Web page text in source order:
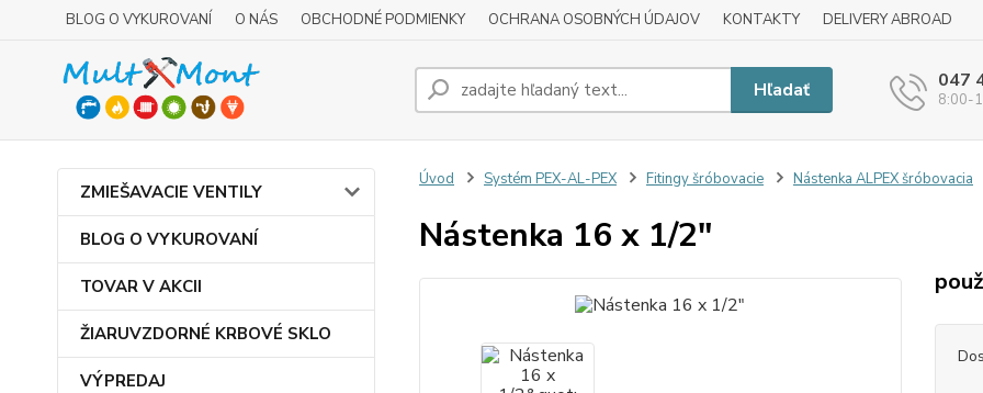
BLOG O VYKUROVANÍ O NÁS OBCHODNÉ PODMIENKY OCHRANA OSOBNÝCH ÚDAJOV KONTAKTY DELIVERY ABROAD
Hľadať 047
8:00-
ZMIEŠAVACIE VENTILY
BLOG O VYKUROVANÍ
TOVAR V AKCII
ŽIARUVZDORNÉ KRBOVÉ SKLO
VÝPREDAJ
Úvod Systém PEX-AL-PEX Fitingy šróbovacie Nástenka ALPEX šróbovacia
Nástenka 16 x 1/2"